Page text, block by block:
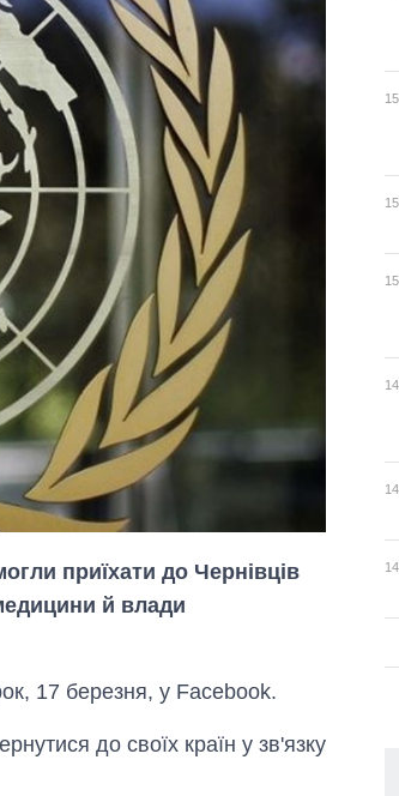
приїхати до Чернівців
й влади
17 березня, у Facebook.
до своїх країн у зв'язку